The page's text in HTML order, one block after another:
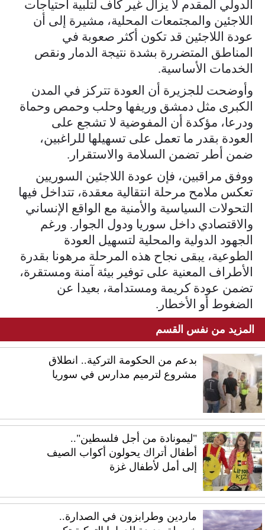
الدولي المقدم لا يزال غير كاف لتلبية احتياجات
اللاجئين والمجتمعات المحلية، مشيرة إلى أن
عودة اللاجئين قد تكون أكثر صعوبة في
المناطق المتضررة بشدة نتيجة الدمار ونقص
الخدمات الأساسية.
وأوضحت للجزيرة أن العودة تتركز في المدن
الكبرى مثل دمشق وريفها وحلب وحمص وحماة
ودرعا، مؤكدة أن المفوضية لا تشجع على
العودة بقدر ما تعمل على تسهيلها للراغبين،
ضمن أطر تضمن السلامة والاستقرار.
ووفق مراقبين، فإن عودة اللاجئين السوريين
تعكس ملامح مرحلة انتقالية معقدة، تتداخل فيها
التحولات السياسية والأمنية مع الواقع الإنساني
والاقتصادي داخل سوريا ودول الجوار. ورغم
الجهود الدولية والمحلية لتسهيل العودة
الطوعية، يبقى نجاح هذه المرحلة مرهونا بقدرة
الأطراف المعنية على توفير بيئة آمنة ومستقرة،
تضمن عودة كريمة ومستدامة، بعيدا عن
الضغوط أو الأخطار.
المزيد من نفس القسم
بدعم من الحكومة التركية.. انطلاق
مشروع لترميم مدارس في سوريا
"ليمونادة من أجل فلسطين"..
أطفال أتراك يحولون أكواب الصيف
إلى أمل لأطفال غزة
ماردين وطرابزون في الصدارة..